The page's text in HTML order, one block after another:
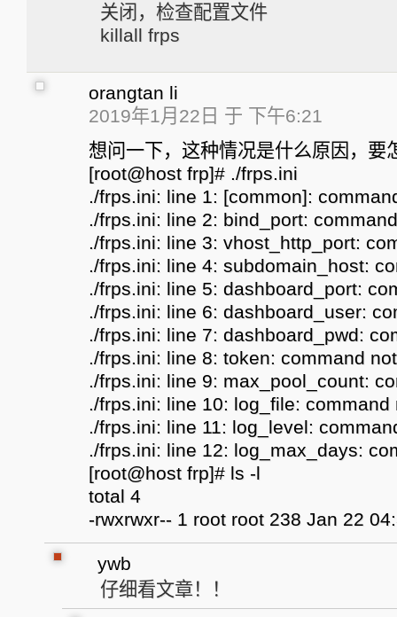
关闭，检查配置文件
killall frps
orangtan li
2019年1月22日 于 下午6:21
想问一下，这种情况是什么原因，要
[root@host frp]# ./frps.ini
./frps.ini: line 1: [common]:
./frps.ini: line 2: bind_port:
./frps.ini: line 3: vhost_http_port:
./frps.ini: line 4: subdomain_host:
./frps.ini: line 5: dashboard_port:
./frps.ini: line 6: dashboard_user:
./frps.ini: line 7: dashboard_pwd:
./frps.ini: line 8: token: command
./frps.ini: line 9: max_pool_count:
./frps.ini: line 10: log_file: command
./frps.ini: line 11: log_level:
./frps.ini: line 12: log_max_days:
[root@host frp]# ls -l
total 4
-rwxrwxr-- 1 root root 238 Jan 22
ywb
仔细看文章！！